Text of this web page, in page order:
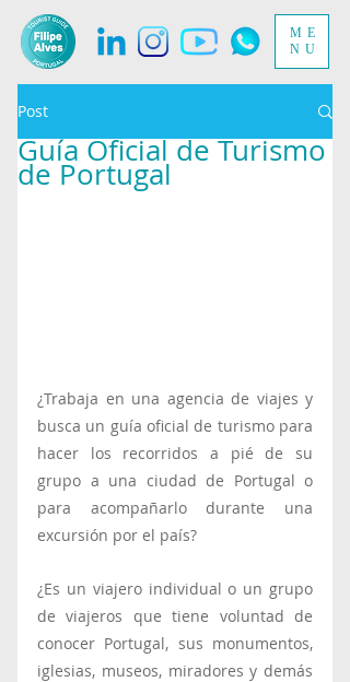
ME
NU
Post
Guía Oficial de Turismo
de Portugal
¿Trabaja en una agencia de viajes y
busca un guía oficial de turismo para
hacer los recorridos a pié de su
grupo a una ciudad de Portugal o
para acompañarlo durante una
excursión por el país?
¿Es un viajero individual o un grupo
de viajeros que tiene voluntad de
conocer Portugal, sus monumentos,
iglesias, museos, miradores y demás